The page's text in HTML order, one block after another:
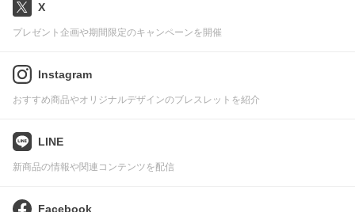
X
プレゼント企画や期間限定のキャンペーンを開催
Instagram
おすすめ商品やオリジナルデザインのブレスレットを紹介
LINE
新商品の情報や関連コンテンツを配信
Facebook